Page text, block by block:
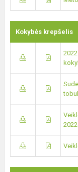
Kokybės krepšelis